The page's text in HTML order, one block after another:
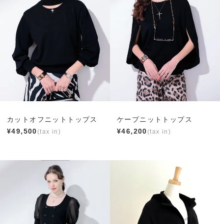
カットオフニットトップス
¥49,500
ケープニットトップス
¥46,200